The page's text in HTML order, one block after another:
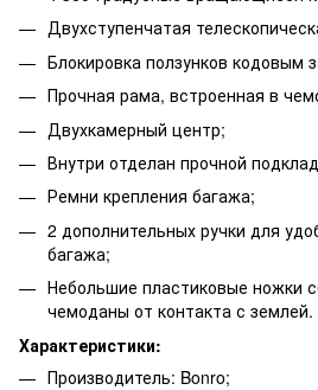
Двухступенчатая
Блокировка ползунков кодовым
Прочная рама, встроенная в
Двухкамерный центр;
Внутри отделан прочной
Ремни крепления багажа;
2 дополнительных ручки для
багажа;
Небольшие пластиковые ножки
чемоданы от контакта с землей.
Характеристики:
Производитель: Bonro;